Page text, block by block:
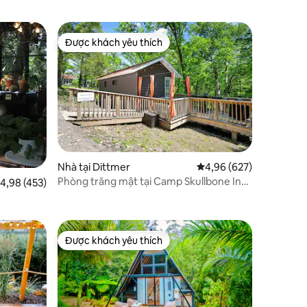
hạng trung bình 4,98/5, 453 đánh giá
4,98 (453)
Được khách yêu thích
Được khách yêu thích
Nhà tại Dittmer Xếp hạng trung bình
4,96 (627)
Phòng trăng mật tại Camp Skullbone In
Được khách yêu thích
Được khách yêu thích